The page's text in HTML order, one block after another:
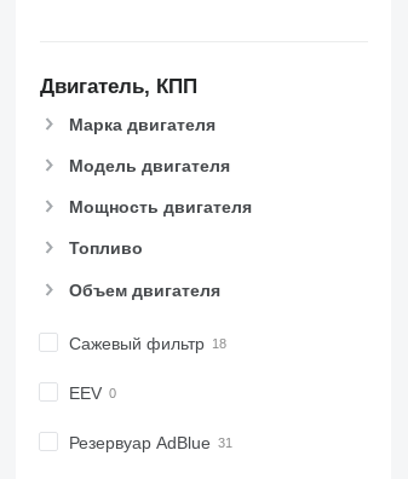
Двигатель, КПП
Марка двигателя
Модель двигателя
Мощность двигателя
Топливо
Объем двигателя
Сажевый фильтр
EEV
Резервуар AdBlue